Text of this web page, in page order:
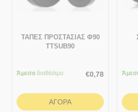
ΤΑΠΕΣ ΠΡΟΣΤΑΣΙΑΣ Φ90
TTSUB90
Άμεσα διαθέσιμο €0,78
ΑΓΟΡΆ